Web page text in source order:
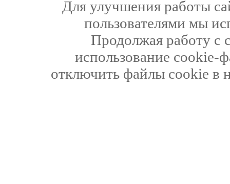
Для улучшения работы
пользователями мы
Продолжая работу с
использование cookie-
отключить файлы cookie в